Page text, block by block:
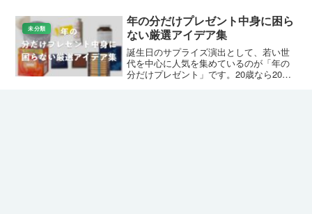
喜ぶお揃いプレゼントの選び方と、実際
に購入できるおすすめ商品...
未分類
年の分だけプレゼント中身に困ら
ない厳選アイデア集
誕生日のサプライズ演出として、若い世
代を中心に人気を集めているのが「年の
分だけプレゼント」です。20歳なら20